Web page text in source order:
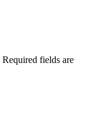
Required fields are